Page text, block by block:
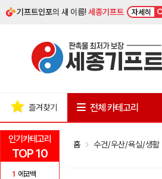
기프트인포의 새 이름!세종기프트 자세히
인기카테고리
TOP 10
1 에코백
즐겨찾기 전체 카테고리
홈 수건/우산/욕실/생활